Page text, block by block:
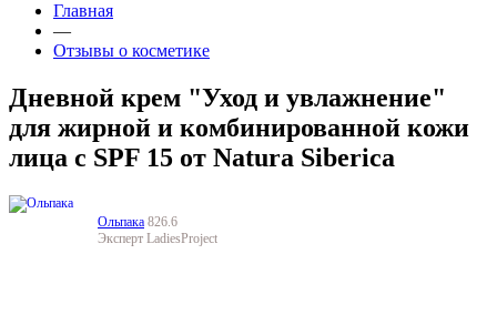
Главная
—
Отзывы о косметике
Дневной крем "Уход и увлажнение"
для жирной и комбинированной кожи
лица с SPF 15 от Natura Siberica
Ольпака 826.6
Эксперт LadiesProject